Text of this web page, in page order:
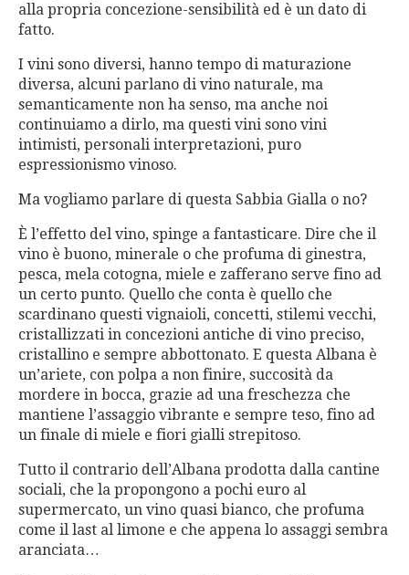
alla propria concezione-sensibilità ed è un dato di
fatto.
I vini sono diversi, hanno tempo di maturazione
diversa, alcuni parlano di vino naturale, ma
semanticamente non ha senso, ma anche noi
continuiamo a dirlo, ma questi vini sono vini
intimisti, personali interpretazioni, puro
espressionismo vinoso.
Ma vogliamo parlare di questa Sabbia Gialla o no?
È l’effetto del vino, spinge a fantasticare. Dire che il
vino è buono, minerale o che profuma di ginestra,
pesca, mela cotogna, miele e zafferano serve fino ad
un certo punto. Quello che conta è quello che
scardinano questi vignaioli, concetti, stilemi vecchi,
cristallizzati in concezioni antiche di vino preciso,
cristallino e sempre abbottonato. E questa Albana è
un’ariete, con polpa a non finire, succosità da
mordere in bocca, grazie ad una freschezza che
mantiene l’assaggio vibrante e sempre teso, fino ad
un finale di miele e fiori gialli strepitoso.
Tutto il contrario dell’Albana prodotta dalla cantine
sociali, che la propongono a pochi euro al
supermercato, un vino quasi bianco, che profuma
come il last al limone e che appena lo assaggi sembra
aranciata…